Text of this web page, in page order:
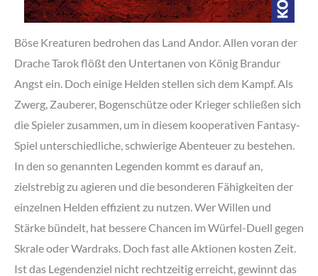
Böse Kreaturen bedrohen das Land Andor. Allen voran der
Drache Tarok flößt den Untertanen von König Brandur
Angst ein. Doch einige Helden stellen sich dem Kampf. Als
Zwerg, Zauberer, Bogenschütze oder Krieger schließen sich
die Spieler zusammen, um in diesem kooperativen Fantasy-
Spiel unterschiedliche, schwierige Abenteuer zu bestehen.
In den so genannten Legenden kommt es darauf an,
zielstrebig zu agieren und die besonderen Fähigkeiten der
einzelnen Helden effizient zu nutzen. Wer Willen und
Stärke bündelt, hat bessere Chancen im Würfel-Duell gegen
Skrale oder Wardraks. Doch fast alle Aktionen kosten Zeit.
Ist das Legendenziel nicht rechtzeitig erreicht, gewinnt das